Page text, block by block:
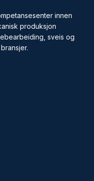
innen
produksjon
sveis og